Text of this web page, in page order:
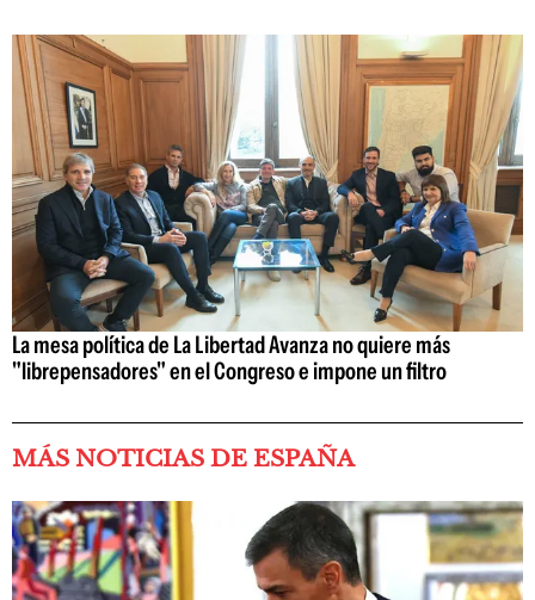
La mesa política de La Libertad Avanza no quiere más
"librepensadores" en el Congreso e impone un filtro
MÁS NOTICIAS DE ESPAÑA